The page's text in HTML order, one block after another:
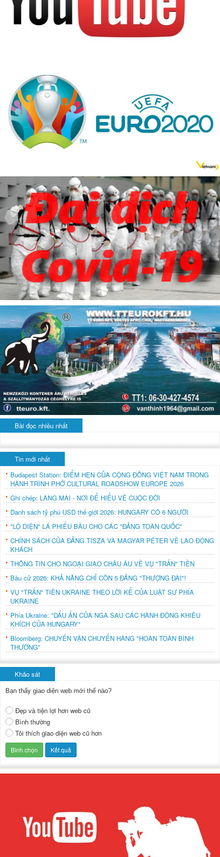
Bài đọc nhiều nhất
Tin mới nhất
Budapest Station: ĐIỂM HẸN CỦA CỘNG ĐỒNG VIỆT NAM TRONG
HÀNH TRÌNH PHỞ CULTURAL ROADSHOW EUROPE 2026
Ghi chép: LÀNG MAI - NƠI ĐỂ HIỂU VỀ CUỘC ĐỜI
Danh sách tỷ phú USD thế giới 2026: HUNGARY CÓ 6 NGƯỜI
"LỘ DIỆN" LÁ PHIẾU BẦU CHO CÁC "ĐẢNG TOÀN QUỐC"
CHÍNH SÁCH CỦA ĐẢNG TISZA VÀ MAGYAR PÉTER VỀ LAO ĐỘNG
KHÁCH
THÔNG TIN CHO NGOẠI GIAO CHÂU ÂU VỀ VỤ "TRẤN" TIỀN
Bầu cử 2026: KHẢ NĂNG CHỈ CÒN 5 ĐẢNG "THƯỢNG ĐÀI"!
VỤ "TRẤN" TIỀN UKRAINE THEO LỜI KỂ CỦA LUẬT SƯ PHÍA
UKRAINE
Phía Ukraine: "DẤU ẤN CỦA NGA SAU CÁC HÀNH ĐỘNG KHIÊU
KHÍCH CỦA HUNGARY"
Bloomberg: CHUYẾN VẬN CHUYỂN HÀNG "HOÀN TOÀN BÌNH
THƯỜNG"
Khảo sát
Bạn thấy giao diện web mới thế nào?
Đẹp và tiện lợi hơn web cũ
Bình thường
Tôi thích giao diện web cũ hơn